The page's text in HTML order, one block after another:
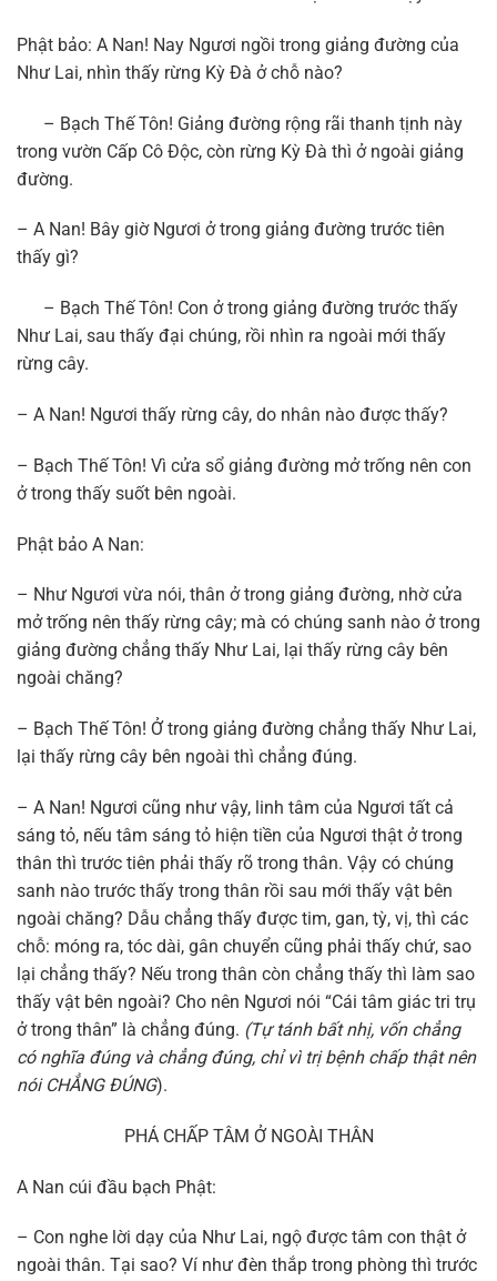
Phật bảo: A Nan! Nay Ngươi ngồi trong giảng đường của
Như Lai, nhìn thấy rừng Kỳ Đà ở chỗ nào?
– Bạch Thế Tôn! Giảng đường rộng rãi thanh tịnh này
trong vườn Cấp Cô Độc, còn rừng Kỳ Đà thì ở ngoài giảng
đường.
– A Nan! Bây giờ Ngươi ở trong giảng đường trước tiên
thấy gì?
– Bạch Thế Tôn! Con ở trong giảng đường trước thấy
Như Lai, sau thấy đại chúng, rồi nhìn ra ngoài mới thấy
rừng cây.
– A Nan! Ngươi thấy rừng cây, do nhân nào được thấy?
– Bạch Thế Tôn! Vì cửa sổ giảng đường mở trống nên con
ở trong thấy suốt bên ngoài.
Phật bảo A Nan:
– Như Ngươi vừa nói, thân ở trong giảng đường, nhờ cửa
mở trống nên thấy rừng cây; mà có chúng sanh nào ở trong
giảng đường chẳng thấy Như Lai, lại thấy rừng cây bên
ngoài chăng?
– Bạch Thế Tôn! Ở trong giảng đường chẳng thấy Như Lai,
lại thấy rừng cây bên ngoài thì chẳng đúng.
– A Nan! Ngươi cũng như vậy, linh tâm của Ngươi tất cả
sáng tỏ, nếu tâm sáng tỏ hiện tiền của Ngươi thật ở trong
thân thì trước tiên phải thấy rõ trong thân. Vậy có chúng
sanh nào trước thấy trong thân rồi sau mới thấy vật bên
ngoài chăng? Dẫu chẳng thấy được tim, gan, tỳ, vị, thì các
chỗ: móng ra, tóc dài, gân chuyển cũng phải thấy chứ, sao
lại chẳng thấy? Nếu trong thân còn chẳng thấy thì làm sao
thấy vật bên ngoài? Cho nên Ngươi nói “Cái tâm giác tri trụ
ở trong thân” là chẳng đúng. (Tự tánh bất nhị, vốn chẳng
có nghĩa đúng và chẳng đúng, chỉ vì trị bệnh chấp thật nên
nói CHẲNG ĐÚNG).
PHÁ CHẤP TÂM Ở NGOÀI THÂN
A Nan cúi đầu bạch Phật:
– Con nghe lời dạy của Như Lai, ngộ được tâm con thật ở
ngoài thân. Tại sao? Ví như đèn thắp trong phòng thì trước